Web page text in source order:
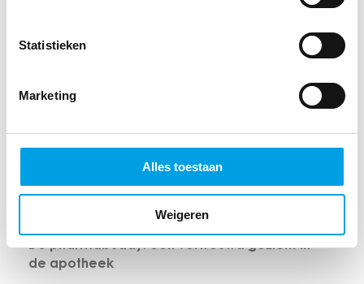
Statistieken
Marketing
Alles toestaan
Weigeren
De pharmabuddy: een vertrouwd gezicht in
de apotheek